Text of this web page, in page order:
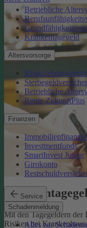
Betriebliche
Krankentagegeld
Altersvorsorge
Betriebliche
Rente ZukunftPlus
Finanzen
Investmentfonds
SmartInvest Junior
Girokonto
Service
Schadenmeldung
Alles zur
Mit den Tagegeldern
Risiken bei